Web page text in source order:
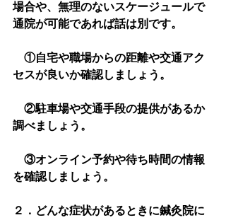
場合や、無理のないスケージュールで
通院が可能であれば話は別です。
①自宅や職場からの距離や交通アク
セスが良いか確認しましょう。
②駐車場や交通手段の提供があるか
調べましょう。
③オンライン予約や待ち時間の情報
を確認しましょう。
２．どんな症状があるときに鍼灸院に